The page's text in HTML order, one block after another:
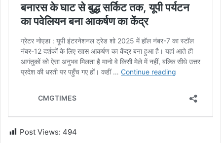
Post Views: 494